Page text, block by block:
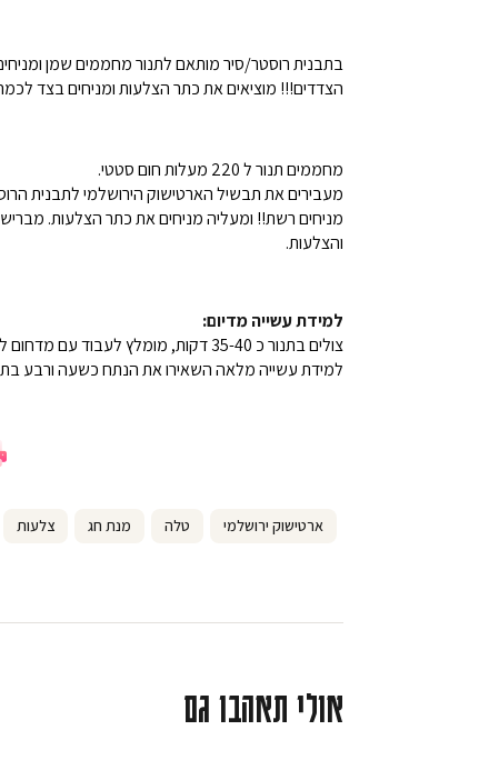
בתבנית רוסטר/סיר מותאם לתנור מחממים שמן
הצדדים!!! מוציאים את כתר הצלעות ומניחים בצד
מחממים תנור ל 220 מעלות חום סטטי.
מניחים רשת!! ומעליה מניחים את כתר הצלעות.
והצלעות.
למידת עשייה מדיום:
צולים בתנור כ 35-40 דקות, מומלץ לעבוד עם מדחום לבשר. כשהנתח מגיע ל 58 מעלות להוציא מהתנור.
למידת עשייה מלאה השאירו את הנתח כשעה ורבע
ארטישוק ירושלמי טלה מנת חג צלעות
אולי תאהבו גם